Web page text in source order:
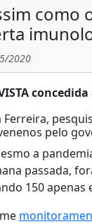
como
2020
Ferreira,
pelo
a
passada,
150 apenas